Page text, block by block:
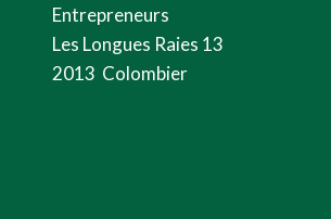
Entrepreneurs
Les Longues Raies 13
2013 Colombier